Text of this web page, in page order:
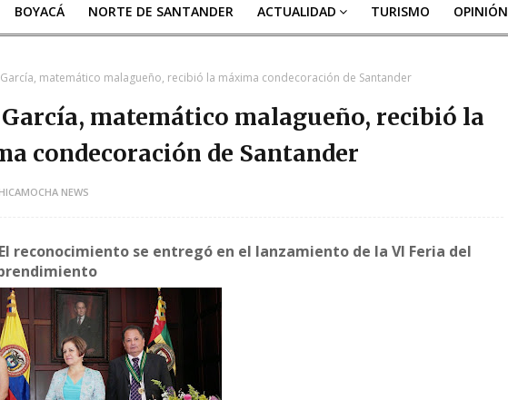
BOYACÁ NORTE DE SANTANDER ACTUALIDAD TURISMO OPINIÓN
García, matemático malagueño, recibió la máxima condecoración de Santander
García, matemático malagueño, recibió la
condecoración de Santander
NEWS
El reconocimiento se entregó en el lanzamiento de la VI Feria del